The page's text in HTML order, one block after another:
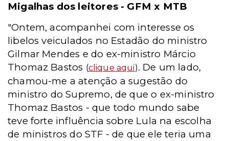
Migalhas dos leitores - GFM x MTB
"Ontem, acompanhei com interesse os
libelos veiculados no Estadão do ministro
Gilmar Mendes e do ex-ministro Márcio
Thomaz Bastos (clique aqui). De um lado,
chamou-me a atenção a sugestão do
ministro do Supremo, de que o ex-ministro
Thomaz Bastos - que todo mundo sabe
teve forte influência sobre Lula na escolha
de ministros do STF - de que ele teria uma